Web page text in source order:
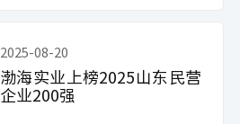
2025-08-20
渤海实业上榜2025山东民营
企业200强